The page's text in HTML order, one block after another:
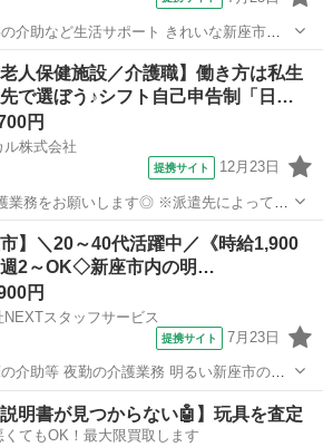
タッフ同士の連携◎でアットホーム*...
介護
老人保健施設／介護職】働き方は私生
で選ぼう♪シフト自己申告制「日…
円
ル株式会社
提携サイト 12月23日
業務をお願いします◎ ※派遣先によって業
■入浴介
レクリエーション ■介護記録作成 等 「聞
市】＼20～40代活躍中／《時給1,900
週2～OK◇新座市内の明…
円
NEXTスタッフサービス
提携サイト 7月23日
お願いします。 夜勤なので巡回・見守りが
介護
説明書が見つからない🤖】玩具を査定
くてもOK！最大限買取します